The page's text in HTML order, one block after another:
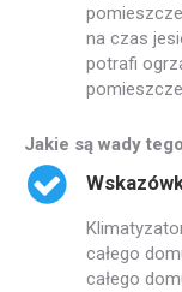
na czas
potrafi
Jakie są wady
całego
całego